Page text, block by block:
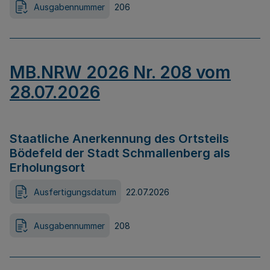
Ausgabennummer 206
MB.NRW 2026 Nr. 208 vom
28.07.2026
Staatliche Anerkennung des Ortsteils
Bödefeld der Stadt Schmallenberg als
Erholungsort
Ausfertigungsdatum 22.07.2026
Ausgabennummer 208